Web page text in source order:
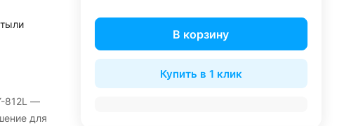
812L —
для
В корзину
Купить в 1 клик